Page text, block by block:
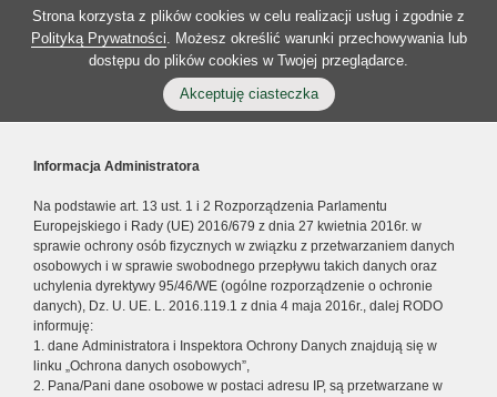
Strona korzysta z plików cookies w celu realizacji usług i zgodnie z
Polityką Prywatności. Możesz określić warunki przechowywania lub
dostępu do plików cookies w Twojej przeglądarce.
Akceptuję ciasteczka
Informacja Administratora
Na podstawie art. 13 ust. 1 i 2 Rozporządzenia Parlamentu
Europejskiego i Rady (UE) 2016/679 z dnia 27 kwietnia 2016r. w
sprawie ochrony osób fizycznych w związku z przetwarzaniem danych
osobowych i w sprawie swobodnego przepływu takich danych oraz
uchylenia dyrektywy 95/46/WE (ogólne rozporządzenie o ochronie
danych), Dz. U. UE. L. 2016.119.1 z dnia 4 maja 2016r., dalej RODO
informuję:
1. dane Administratora i Inspektora Ochrony Danych znajdują się w
linku „Ochrona danych osobowych”,
2. Pana/Pani dane osobowe w postaci adresu IP, są przetwarzane w